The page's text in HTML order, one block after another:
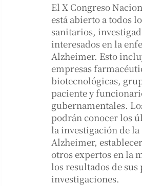
El X Congreso
está abierto a todos
sanitarios,
interesados en la
Alzheimer. Esto
empresas
biotecnológicas,
paciente y
gubernamentales.
podrán conocer los
la investigación de
Alzheimer,
otros expertos en la
los resultados de sus
investigaciones.